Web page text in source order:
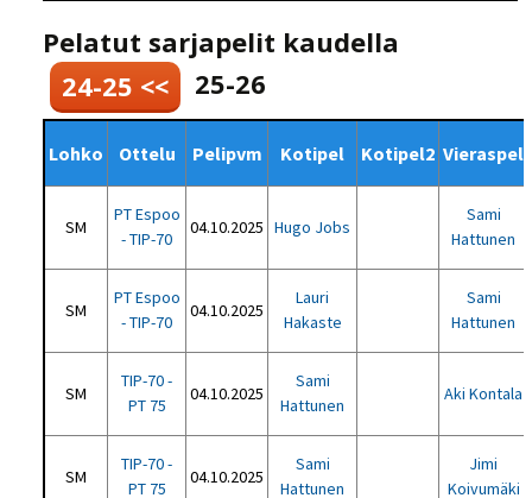
Pelatut sarjapelit kaudella
24-25 <<
25-26
Lohko Ottelu Pelipvm Kotipel Kotipel2 Vieraspel
SM
PT Espoo
- TIP-70
04.10.2025 Hugo Jobs
Sami
Hattunen
SM
PT Espoo
- TIP-70
04.10.2025
Lauri
Hakaste
Sami
Hattunen
SM
TIP-70 -
PT 75
04.10.2025
Sami
Hattunen
Aki Kontala
SM
TIP-70 -
PT 75
04.10.2025
Sami
Hattunen
Jimi
Koivumäki